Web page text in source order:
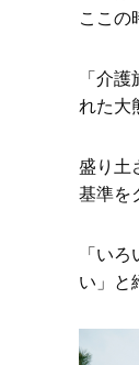
ここの
「介
れた大
盛り土
基準を
「い
い」と